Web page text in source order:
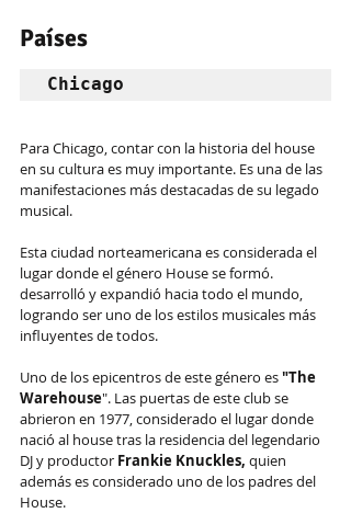
Países
Chicago
Para Chicago, contar con la historia del house
en su cultura es muy importante. Es una de las
manifestaciones más destacadas de su legado
musical.
Esta ciudad norteamericana es considerada el
lugar donde el género House se formó.
desarrolló y expandió hacia todo el mundo,
logrando ser uno de los estilos musicales más
influyentes de todos.
Uno de los epicentros de este género es "The
Warehouse". Las puertas de este club se
abrieron en 1977, considerado el lugar donde
nació al house tras la residencia del legendario
DJ y productor Frankie Knuckles, quien
además es considerado uno de los padres del
House.